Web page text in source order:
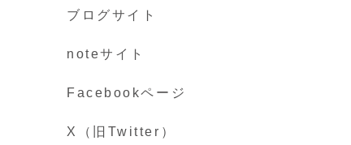
ブログサイト
noteサイト
Facebookページ
X（旧Twitter）